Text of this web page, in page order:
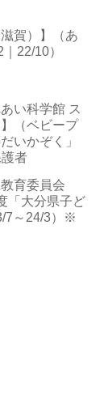
賀）】（あ
22/10）
い科学館 ス
（ベビープ
いかぞく」
者
育委員会
「大分県子ど
7～24/3）※